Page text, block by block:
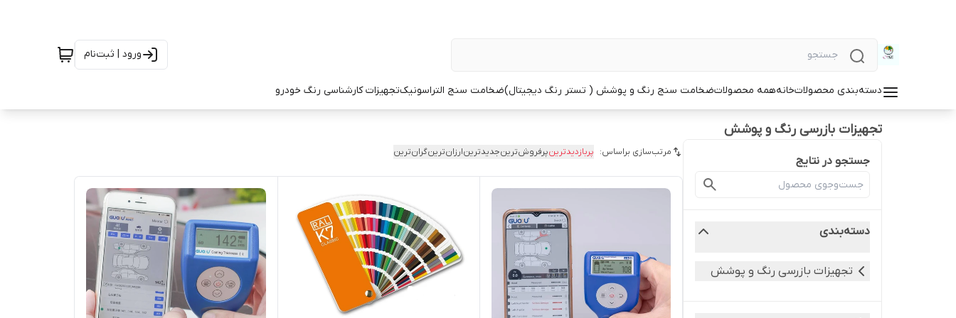
ورود | ثبت‌نام
دسته‌بندی محصولاتخانههمه محصولاتضخامت سنج رنگ و پوشش ( تستر رنگ دیجیتال)ضخامت سنج التراسونیکتجهیزات کارشناسی رنگ خودرو
تجهیزات بازرسی رنگ و پوشش
جستجو در نتایج
دسته‌بندی
تجهیزات بازرسی رنگ و پوشش
مرتب‌سازی براساس: پربازدیدترینپرفروش‌ترینجدیدترینارزان‌ترینگران‌ترین